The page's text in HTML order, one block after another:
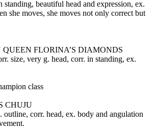
standing, beautiful head and expression, ex.
she moves, she moves not only correct but
FLORINA’S DIAMONDS
size, very g. head, corr. in standing, ex.
class
CHUJU
corr. head, ex. body and angulation